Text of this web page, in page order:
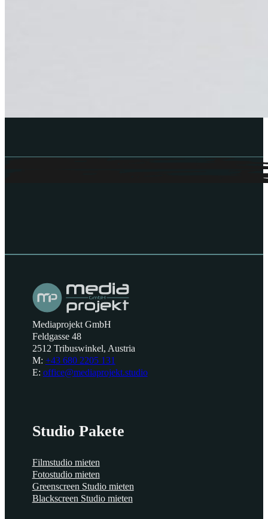
Mediaprojekt GmbH
Feldgasse 48
2512 Tribuswinkel, Austria
M: +43 680 2205 131
E: office@mediaprojekt.studio
Studio Pakete
Filmstudio mieten
Fotostudio mieten
Greenscreen Studio mieten
Blackscreen Studio mieten